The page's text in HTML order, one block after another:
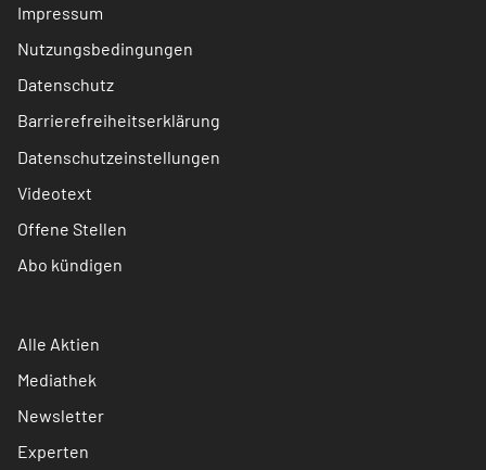
Impressum
Nutzungsbedingungen
Datenschutz
Barrierefreiheitserklärung
Datenschutzeinstellungen
Videotext
Offene Stellen
Abo kündigen
Alle Aktien
Mediathek
Newsletter
Experten